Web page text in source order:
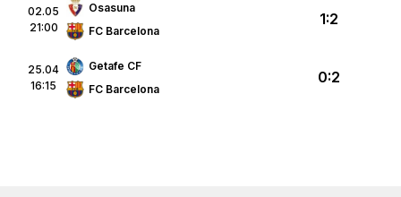
02.05
21:00
Osasuna
FC Barcelona
1:2
25.04
16:15
Getafe CF
FC Barcelona
0:2